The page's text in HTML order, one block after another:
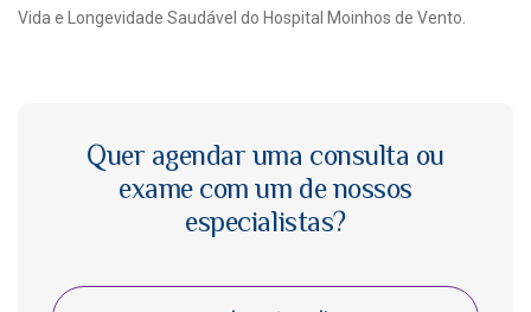
Vida e Longevidade Saudável do Hospital Moinhos de Vento.
Quer agendar uma consulta ou
exame com um de nossos
especialistas?